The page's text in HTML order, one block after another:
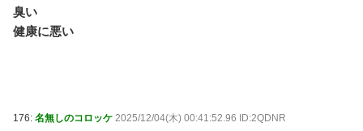
Powered by livedoor 相互RSS
臭い
健康に悪い
176: 名無しのコロッケ 2025/12/04(木) 00:41:52.96 ID:2QDNR